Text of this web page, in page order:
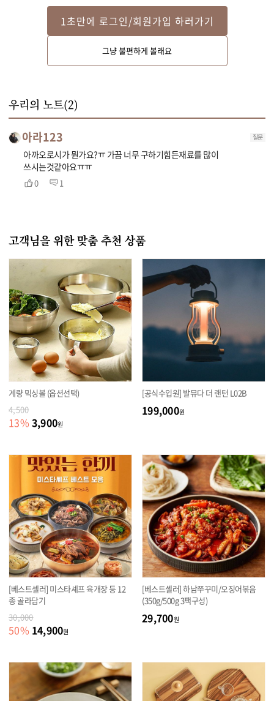
물에 다시마와 손질한 대구 머리를 넣고 1시간 동안 끓여 육수를 만들어 주세
1초만에 로그인/회원가입 하러가기
그냥 불편하게 볼래요
우리의 노트(2)
아라123 질문
아까오로시가 뭔가요?ㅠ 가끔 너무 구하기힘든재료를 많이
쓰시는것같아요ㅠㅠ
0 1
고객님을 위한 맞춤 추천 상품
계량 믹싱볼 (옵션선택)
4,500
13% 3,900원
[공식수입원] 발뮤다 더 랜턴 L02B
199,000원
[베스트셀러] 미스타셰프 육개장 등 12
종 골라담기
30,000
50% 14,900원
[베스트셀러] 하남쭈꾸미/오징어볶음
(350g/500g 3팩구성)
29,700원